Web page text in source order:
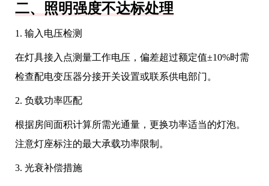
二、照明强度不达标处理
1. 输入电压检测
在灯具接入点测量工作电压，偏差超过额定值±10%时需
检查配电变压器分接开关设置或联系供电部门。
2. 负载功率匹配
根据房间面积计算所需光通量，更换功率适当的灯泡。
注意灯座标注的最大承载功率限制。
3. 光衰补偿措施